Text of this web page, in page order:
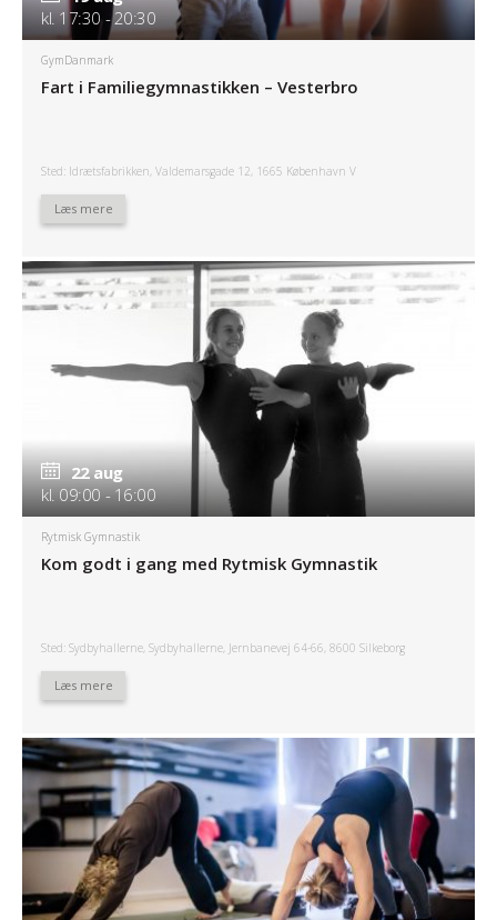
kl. 17:30 - 20:30
GymDanmark
Fart i Familiegymnastikken – Vesterbro
Sted: Idrætsfabrikken, Valdemarsgade 12, 1665 København V
Læs mere
22 aug
kl. 09:00 - 16:00
Rytmisk Gymnastik
Kom godt i gang med Rytmisk Gymnastik
Sted: Sydbyhallerne, Sydbyhallerne, Jernbanevej 64-66, 8600 Silkeborg
Læs mere